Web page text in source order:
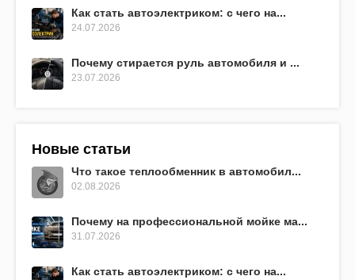
Как стать автоэлектриком: с чего на...
24.07.2026
Почему стирается руль автомобиля и ...
23.07.2026
Новые статьи
Что такое теплообменник в автомобил...
02.08.2026
Почему на профессиональной мойке ма...
31.07.2026
Как стать автоэлектриком: с чего на...